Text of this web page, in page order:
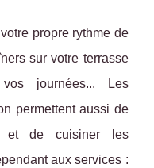
propre rythme de
sur votre terrasse
journées... Les
permettent aussi de
et de cuisiner les
aux services :